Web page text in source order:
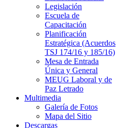
Legislación
Escuela de
Capacitación
Planificación
Estratégica (Acuerdos
TSJ 174/16 y 185/16)
Mesa de Entrada
Única y General
MEUG Laboral y de
Paz Letrado
Multimedia
Galería de Fotos
Mapa del Sitio
Descargas